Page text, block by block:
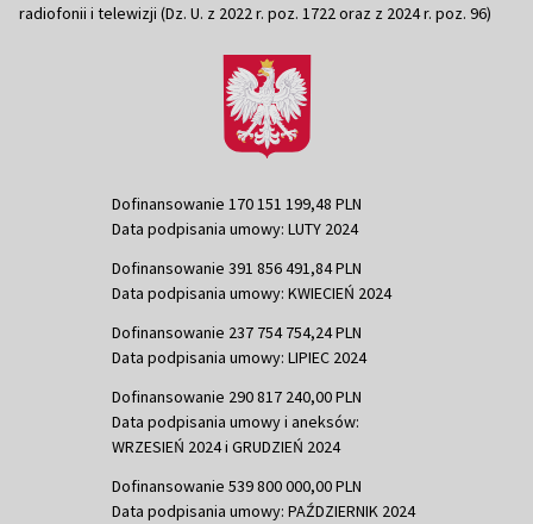
radiofonii i telewizji (Dz. U. z 2022 r. poz. 1722 oraz z 2024 r. poz. 96)
Dofinansowanie 170 151 199,48 PLN
Data podpisania umowy: LUTY 2024
Dofinansowanie 391 856 491,84 PLN
Data podpisania umowy: KWIECIEŃ 2024
Dofinansowanie 237 754 754,24 PLN
Data podpisania umowy: LIPIEC 2024
Dofinansowanie 290 817 240,00 PLN
Data podpisania umowy i aneksów:
WRZESIEŃ 2024 i GRUDZIEŃ 2024
Dofinansowanie 539 800 000,00 PLN
Data podpisania umowy: PAŹDZIERNIK 2024